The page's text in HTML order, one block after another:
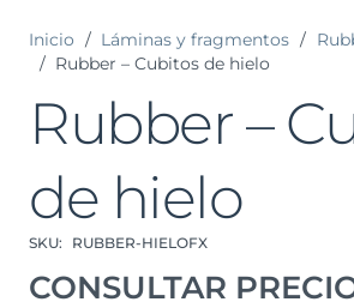
Inicio / Láminas y fragmentos /
/ Rubber – Cubitos de hielo
Rubber –
de hielo
SKU: RUBBER-HIELOFX
CONSULTAR